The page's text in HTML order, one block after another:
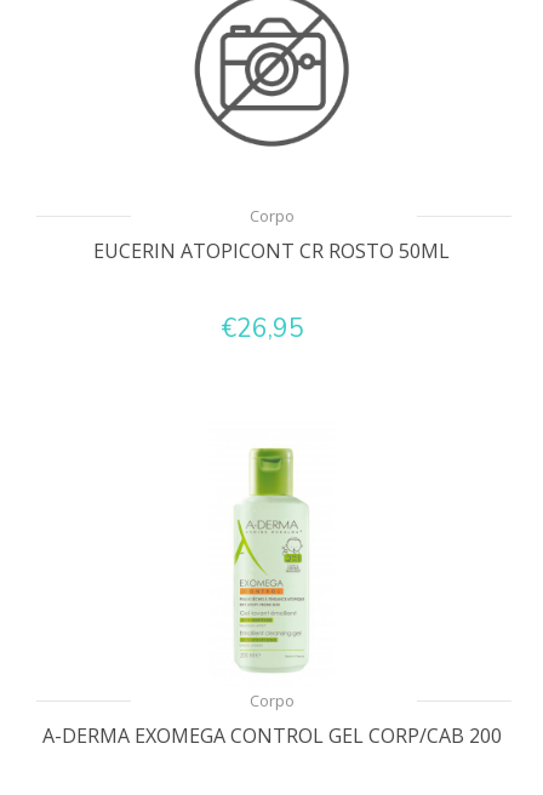
Corpo
EUCERIN ATOPICONT CR ROSTO 50ML
€26,95
Corpo
A-DERMA EXOMEGA CONTROL GEL CORP/CAB 200